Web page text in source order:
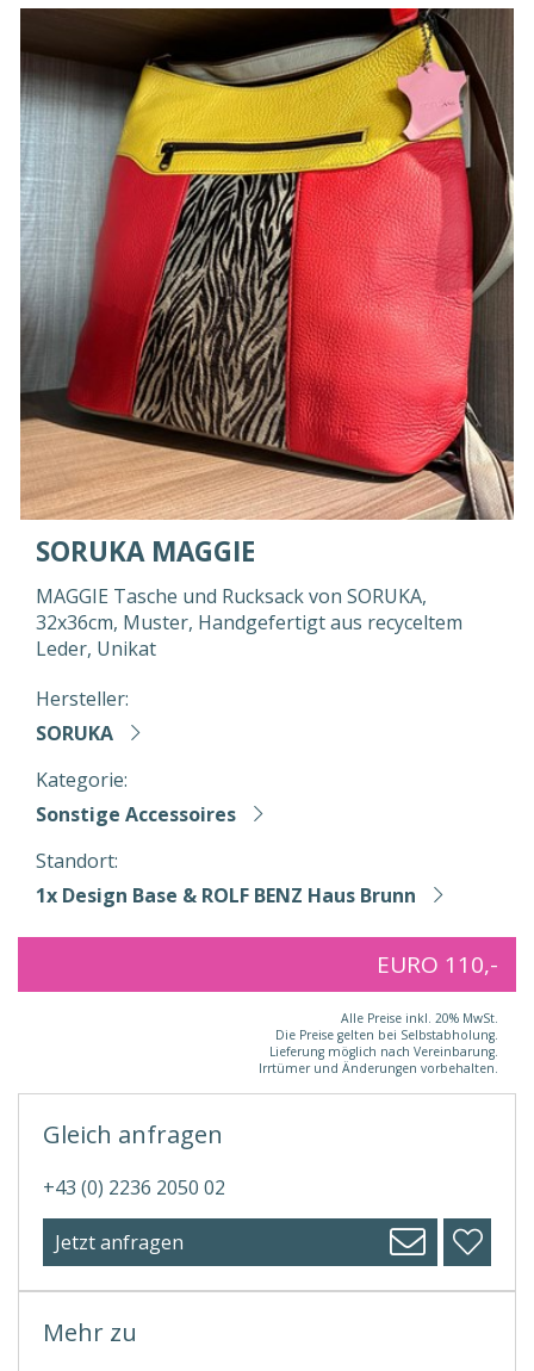
SORUKA MAGGIE
MAGGIE Tasche und Rucksack von SORUKA,
32x36cm, Muster, Handgefertigt aus recyceltem
Leder, Unikat
Hersteller:
SORUKA
Kategorie:
Sonstige Accessoires
Standort:
1x Design Base & ROLF BENZ Haus Brunn
EURO 110,-
Alle Preise inkl. 20% MwSt.
Die Preise gelten bei Selbstabholung.
Lieferung möglich nach Vereinbarung.
Irrtümer und Änderungen vorbehalten.
Mehr zu
Gleich anfragen
+43 (0) 2236 2050 02
Jetzt anfragen